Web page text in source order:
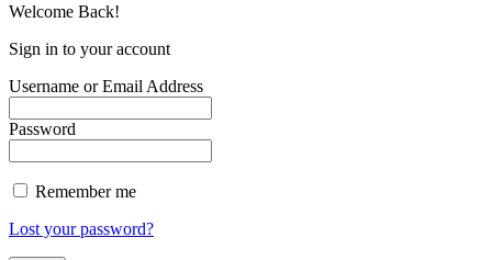
Welcome Back!
Sign in to your account
Username or Email Address
Password
Remember me
Lost your password?